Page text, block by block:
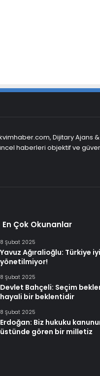
Dijitary Ajans
haberleri objektif ve
En Çok Okunanlar
8 Şubat 2025
Yavuz Ağıralioğlu: Türkiye iyi
yönetilmiyor!
8 Şubat 2025
Devlet Bahçeli: Seçim
hayali bir beklentidir
8 Şubat 2025
Erdoğan: Biz hukuku
üstünde gören bir milletiz